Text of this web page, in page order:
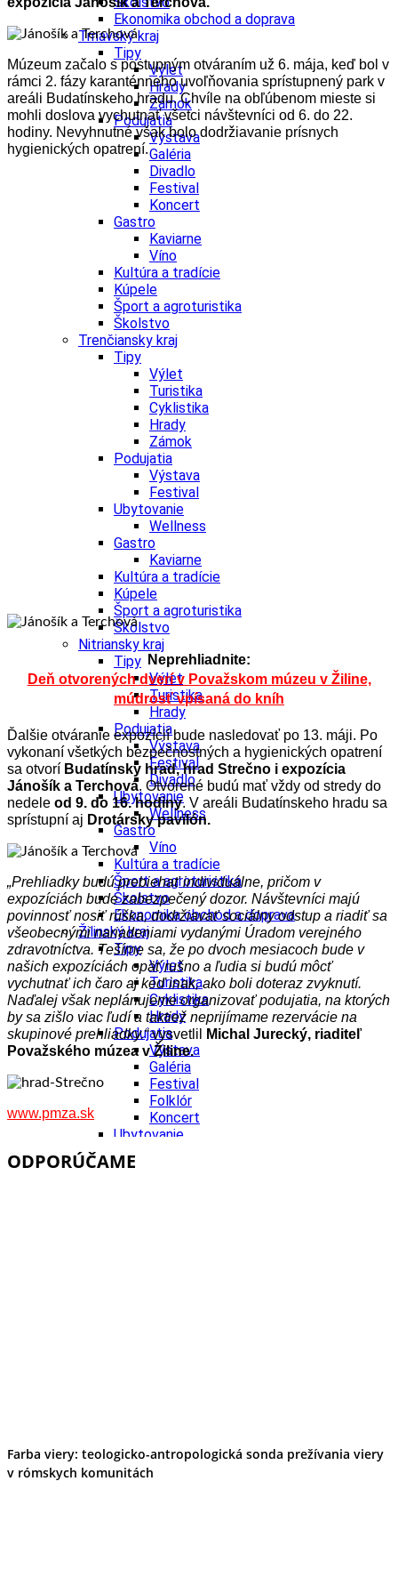
Ekonomika obchod a doprava
Trnavský kraj
Tipy
Výlet
Hrady
Zámok
Podujatia
Výstava
Galéria
Divadlo
Festival
Koncert
Gastro
Kaviarne
Víno
Kultúra a tradície
Kúpele
Šport a agroturistika
Školstvo
Trenčiansky kraj
Tipy
Výlet
Turistika
Cyklistika
Hrady
Zámok
Podujatia
Výstava
Festival
Ubytovanie
Wellness
Gastro
Kaviarne
Kultúra a tradície
Kúpele
Šport a agroturistika
Školstvo
Nitriansky kraj
Tipy
Výlet
Turistika
Hrady
Podujatia
Výstava
Festival
Divadlo
Ubytovanie
Wellness
Gastro
Víno
Kultúra a tradície
Šport a agroturistika
Školstvo
Ekonomika obchod a doprava
Žilinský kraj
Tipy
Výlet
Turistika
Cyklistika
Hrady
Podujatia
Výstava
Galéria
Festival
Folklór
Koncert
Ubytovanie
Folklór
Ubytovanie
Múzeum začalo s postupným otváraním už 6. mája, keď bol v
rámci 2. fázy karanténneho uvoľňovania sprístupnený park v
areáli Budatínskeho hradu. Chvíle na obľúbenom mieste si
mohli doslova vychutnať všetci návštevníci od 6. do 22.
hodiny. Nevyhnutné však bolo dodržiavanie prísnych
hygienických opatrení.
Neprehliadnite:
Deň otvorených dverí v Považskom múzeu v Žiline,
múdrosť vpísaná do kníh
Ďalšie otváranie expozícií bude nasledovať po 13. máji. Po
vykonaní všetkých bezpečnostných a hygienických opatrení
sa otvorí Budatínsky hrad, hrad Strečno i expozícia
Jánošík a Terchová. Otvorené budú mať vždy od stredy do
nedele od 9. do 16. hodiny. V areáli Budatínskeho hradu sa
sprístupní aj Drotársky pavilón.
„Prehliadky budú prebiehať individuálne, pričom v
expozíciách bude zabezpečený dozor. Návštevníci majú
povinnosť nosiť rúška, dodržiavať sociálny odstup a riadiť sa
všeobecnými nariadeniami vydanými Úradom verejného
zdravotníctva. Tešíme sa, že po dvoch mesiacoch bude v
našich expozíciách opäť rušno a ľudia si budú môcť
vychutnať ich čaro aj keď inak, ako boli doteraz zvyknutí.
Naďalej však neplánujeme organizovať podujatia, na ktorých
by sa zišlo viac ľudí a taktiež neprijímame rezervácie na
skupinové prehliadky.“vysvetlil
Michal Jurecký, riaditeľ
Považského múzea v Žiline.
www.pmza.sk
ODPORÚČAME
Farba viery: teologicko-antropologická sonda prežívania viery
v rómskych komunitách